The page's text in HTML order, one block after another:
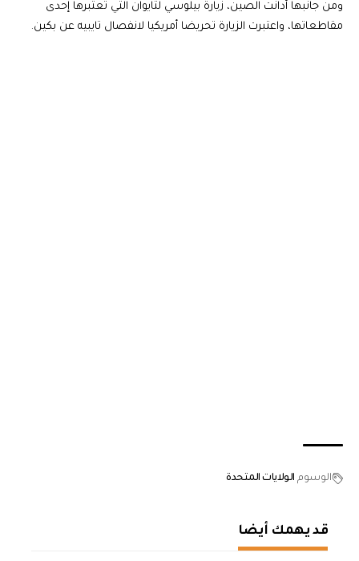
ومن جانبها أدانت الصين، زيارة بيلوسي لتايوان التي تعتبرها إحدى
مقاطعاتها، واعتبرت الزيارة تحريضا أمريكيا لانفصال تايبيه عن بكين.
الوسوم الولايات المتحدة
قد يهمك أيضا